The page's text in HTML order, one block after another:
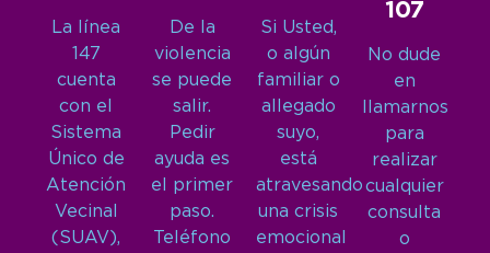
La línea
147
cuenta
con el
Sistema
Único de
Atención
Vecinal
(SUAV),
De la
violencia
se puede
salir.
Pedir
ayuda es
el primer
paso.
Teléfono
Si Usted,
o algún
familiar o
allegado
suyo,
está
atravesando
una crisis
emocional
107
No dude
en
llamarnos
para
realizar
cualquier
consulta
o